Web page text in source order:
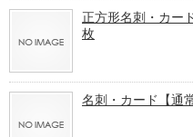
正方形名刺・カ
枚
名刺・カード【通